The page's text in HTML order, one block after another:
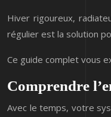
Hiver rigoureux,
régulier est la solution
Ce guide complet vous
Comprendre
Avec le temps, votre